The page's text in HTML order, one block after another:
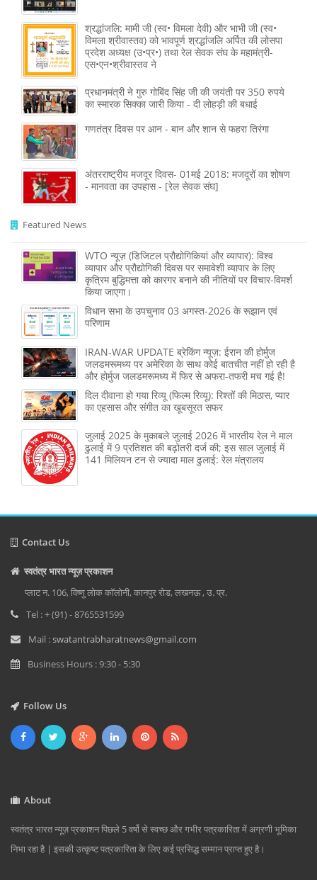
श्रद्धांजलि: मामी जी (स्व• विमला देवी) और भाभी जी (स्व•
विमला श्रीवास्तव) को भावपूर्ण श्रद्धांजलि अर्पित की लोसपा
प्रदेश अध्यक्ष (उ•प्र•) तथा रेल सेवक संघ के महामंत्री-
एस•एन•श्रीवास्तव ने
प्रधानमंत्री ने गुरु गोबिंद सिंह जी की जयंती पर 350 रुपये
का स्मारक सिक्का जारी किया - दी लोहड़ी की बधाई
गणतंत्र दिवस पर आन - बान और शान से फहरा तिरंगा
अंतरराष्ट्रीय मजदूर दिवस- 01मई 2018: मजदूरों का शोषण
- मानवता का उपहास - [रेल सेवक संघ]
Featured News
WTO न्यूज़ (डिजिटल प्रौद्योगिकियां और व्यापार): विश्व
व्यापार और प्रौद्योगिकी दिवस पर समावेशी व्यापार के लिए
कृत्रिम बुद्धिमत्ता को कारगर बनाने की नीतियों पर विचार-विमर्श
किया जाएगा।
विधान सभा के उपचुनाव 03 अगस्त-2026 के रूझान एवं
परिणाम
IRAN-WAR UPDATE ब्रेकिंग न्यूज़: ईरान की होर्मुज
जलडमरूमध्य पर अमेरिका के साथ कोई बातचीत नहीं हो रही है
और होर्मुज जलडमरूमध्य में फिर से अफरा-तफरी मच गई है!
दिल दीवाना हो गया रिव्यू (फिल्म रिव्यू): रिश्तों की मिठास, प्यार
का एहसास और संगीत का खूबसूरत सफर
जुलाई 2025 के मुकाबले जुलाई 2026 में भारतीय रेल ने माल
ढुलाई में 9 प्रतिशत की बढ़ोतरी दर्ज की; इस साल जुलाई में
141 मिलियन टन से ज्‍यादा माल ढुलाई: रेल मंत्रालय
Contact Us
स्वतंत्र भारत न्यूज़ प्रकाशन
प्लाट न. 106, विष्णु लोक कॉलोनी, कानपुर रोड, लखनऊ , उ. प्र.
Tel : + (91) - 8765531599
Mail :swatantrabharatnews@gmail.com
Business Hours : 9:30 - 5:30
Follow Us
About
स्वतंत्र भारत न्यूज़ प्रकाशन पिछले 5 वर्षो से स्वच्छ और गभीर पत्रकारिता में अग्रणी भूमिका
निभा रहा है | इसकी उत्कृष्ट पत्रकारिता के लिए कई प्रसिद्ध सम्मान प्राप्त हुए है।